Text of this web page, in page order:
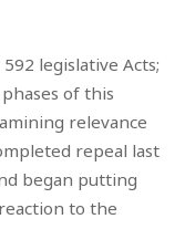
legislative Acts;
of this
relevance
repeal last
began putting
to the